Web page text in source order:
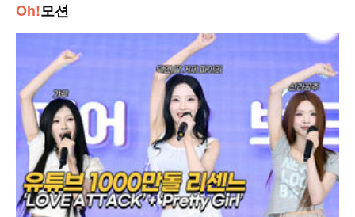
Oh!모션